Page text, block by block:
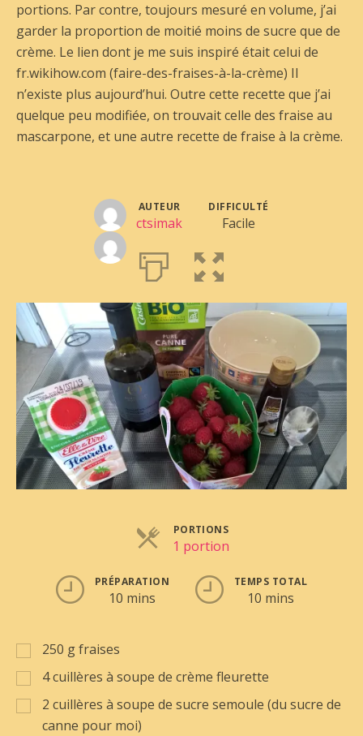
portions. Par contre, toujours mesuré en volume, j’ai
garder la proportion de moitié moins de sucre que de
crème. Le lien dont je me suis inspiré était celui de
fr.wikihow.com (faire-des-fraises-à-la-crème) Il
n’existe plus aujourd’hui. Outre cette recette que j’ai
quelque peu modifiée, on trouvait celle des fraise au
mascarpone, et une autre recette de fraise à la crème.
AUTEUR
ctsimak
DIFFICULTÉ
Facile
PORTIONS
1 portion
PRÉPARATION
10 mins
TEMPS TOTAL
10 mins
250 gfraises
4cuillères à soupe de crème fleurette
2 cuillères à soupe de sucre semoule (du sucre de
canne pour moi)